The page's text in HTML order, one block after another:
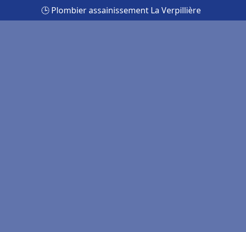
🕒 Plombier assainissement La Verpillière